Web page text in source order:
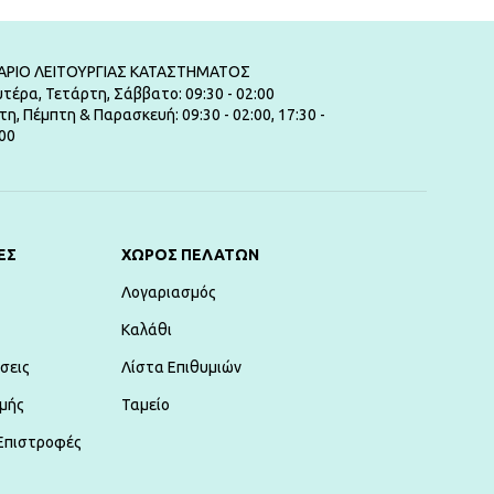
ΛΕΙΤΟΥΡΓΙΑΣ ΚΑΤΑΣΤΗΜΑΤΟΣ
Τετάρτη, Σάββατο: 09:30 - 02:00
Πέμπτη & Παρασκευή: 09:30 - 02:00, 17:30 -
ΧΏΡΟΣ ΠΕΛΑΤΏΝ
Λογαριασμός
Καλάθι
Λίστα Επιθυμιών
Ταμείο